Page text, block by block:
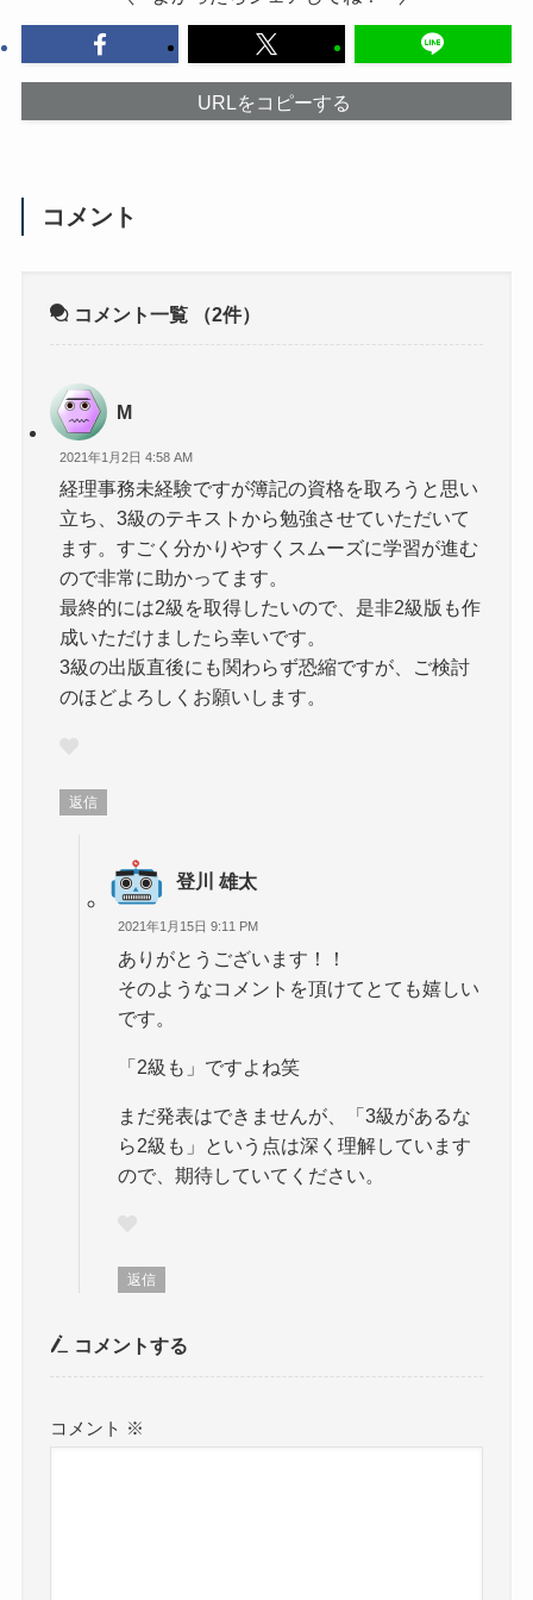
URLをコピーする
コメント
コメント一覧 （2件）
M
2021年1月2日 4:58 AM
経理事務未経験ですが簿記の資格を取ろうと思い
立ち、3級のテキストから勉強させていただいて
ます。すごく分かりやすくスムーズに学習が進む
ので非常に助かってます。
最終的には2級を取得したいので、是非2級版も作
成いただけましたら幸いです。
3級の出版直後にも関わらず恐縮ですが、ご検討
のほどよろしくお願いします。
返信
登川 雄太
2021年1月15日 9:11 PM
ありがとうございます！！
そのようなコメントを頂けてとても嬉しい
です。
「2級も」ですよね笑
まだ発表はできませんが、「3級があるな
ら2級も」という点は深く理解しています
ので、期待していてください。
返信
コメントする
コメント ※